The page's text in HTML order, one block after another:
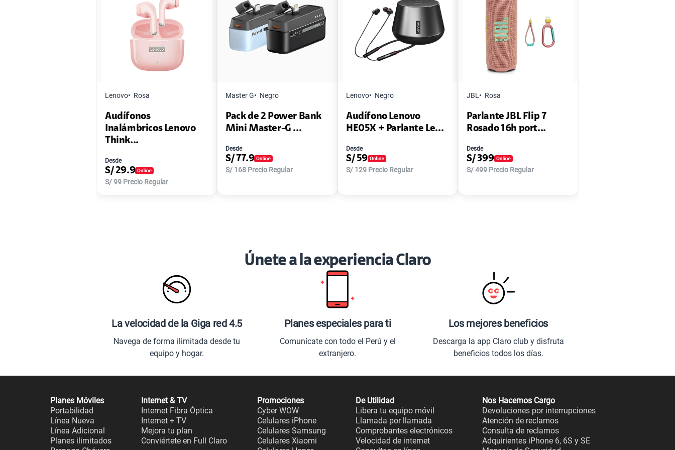
Lenovo Rosa
Audífonos
Inalámbricos Lenovo
Think...
Desde
S/ 29.9
S/99 Precio Regular
Master G Negro
Pack de 2 Power Bank
Mini Master-G ...
Desde
S/77.9
S/ 168 Precio Regular
Lenovo Negro
Audífono Lenovo
HE05X + Parlante Le...
Desde
S/ 59
S/ 129 Precio Regular
JBL Rosa
Parlante JBL Flip 7
Rosado 16h port...
Desde
S/ 399
S/499 Precio Regular
Únete a la experiencia Claro
La velocidad de la Giga red 4.5
Navega de forma ilimitada desde tu
equipo y hogar.
Planes especiales para ti
Comunícate con todo el Perú y el
extranjero.
Los mejores beneficios
Descarga la app Claro club y disfruta
beneficios todos los días.
Planes Móviles
Portabilidad
Línea Nueva
Línea Adicional
Planes ilimitados
Internet & TV
Internet Fibra Óptica
Internet + TV
Mejora tu plan
Conviértete en Full Claro
Promociones
Cyber WOW
Celulares iPhone
Celulares Samsung
Celulares Xiaomi
De Utilidad
Libera tu equipo móvil
Llamada por llamada
Comprobantes electrónicos
Velocidad de internet
Nos Hacemos Cargo
Devoluciones por interrupciones
Atención de reclamos
Consulta de reclamos
Adquirientes iPhone 6, 6S y SE